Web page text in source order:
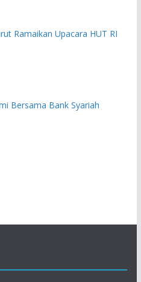
Ramaikan Upacara HUT RI
Bersama Bank Syariah